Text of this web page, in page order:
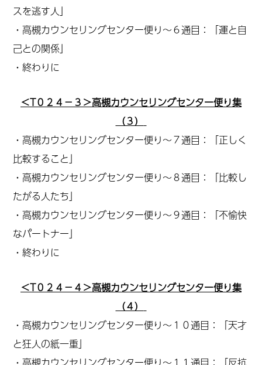
スを逃す人」
・高槻カウンセリングセンター便り～６通目：「運と自
己との関係」
・終わりに
＜T０２４－３＞高槻カウンセリングセンター便り集
（３）
・高槻カウンセリングセンター便り～７通目：「正しく
比較すること」
・高槻カウンセリングセンター便り～８通目：「比較し
たがる人たち」
・高槻カウンセリングセンター便り～９通目：「不愉快
なパートナー」
・終わりに
＜T０２４－４＞高槻カウンセリングセンター便り集
（４）
・高槻カウンセリングセンター便り～１０通目：「天才
と狂人の紙一重」